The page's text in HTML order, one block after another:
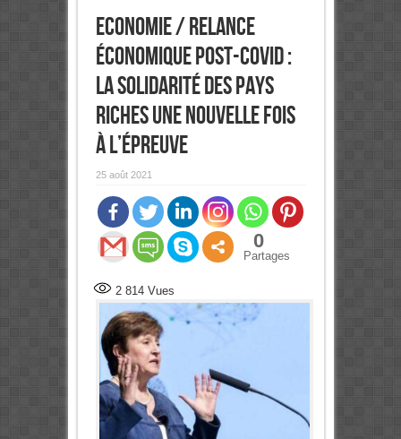
Economie / Relance
économique post-covid :
la solidarité des pays
riches une nouvelle fois
à l’épreuve
25 août 2021
0
Partages
2 814Vues